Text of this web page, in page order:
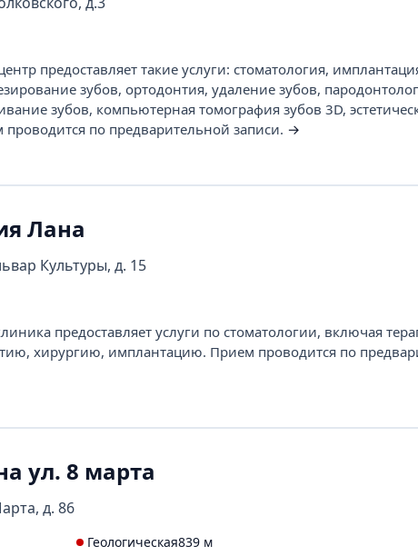
предоставляет такие услуги: стоматология,
зубов, ортодонтия, удаление зубов,
зубов, компьютерная томография зубов 3D,
по предварительной записи. →
Лана
Культуры, д. 15
предоставляет услуги по стоматологии, включая
хирургию, имплантацию. Прием проводится по
ул. 8 марта
д. 86
Геологическая839 м